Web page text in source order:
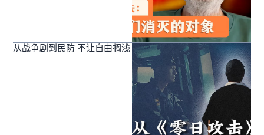
从战争剧到民防 不让自由搁浅